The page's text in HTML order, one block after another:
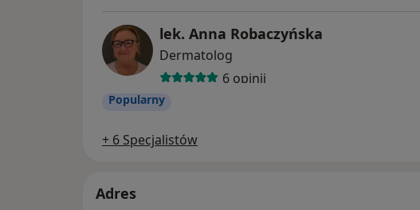
lek. Anna Robaczyńska
Dermatolog
6 opinii
Popularny
+ 6 Specjalistów
Adres